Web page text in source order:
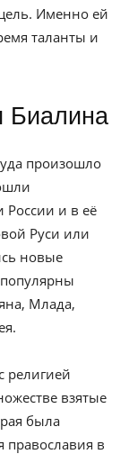
Именно ей
таланты и
Биалина
произошло
России и в её
Руси или
новые
Млада,
религией
взятые
была
православия в